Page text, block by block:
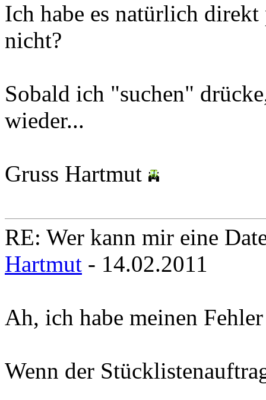
Ich habe es natürlich
nicht?
Sobald ich "suchen"
wieder...
Gruss Hartmut
RE: Wer kann mir eine
Hartmut - 14.02.2011
Ah, ich habe meinen
Wenn der